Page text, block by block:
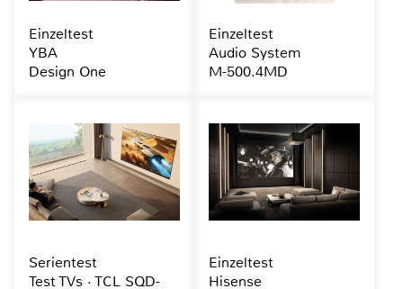
Einzeltest
YBA
Design One
Einzeltest
Audio System
M-500.4MD
Serientest
Test TVs · TCL SQD-
Einzeltest
Hisense